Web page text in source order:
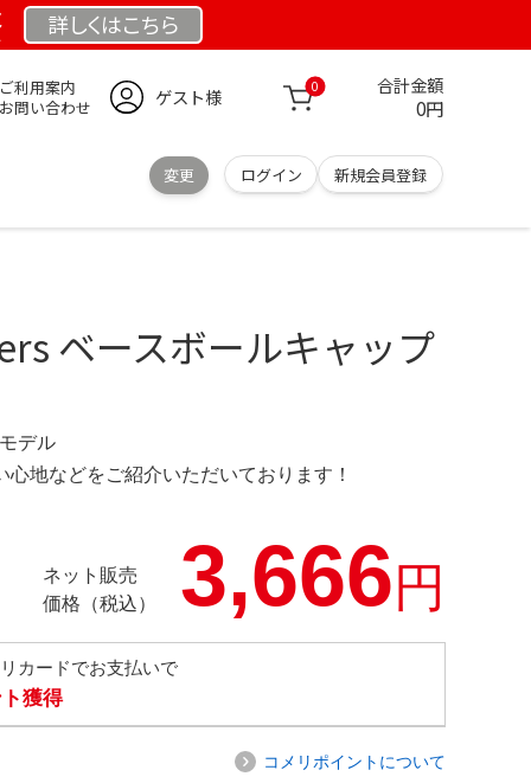
詳しくはこちら
利用案内
問い合わせ
ゲスト様 0 合計金額
0円
変更 ログイン 新規会員登録
ベースボールキャップ
デル
地などをご紹介いただいております！
ネット販売
価格（税込）
3,666円
カードでお支払いで
獲得
コメリポイントについて